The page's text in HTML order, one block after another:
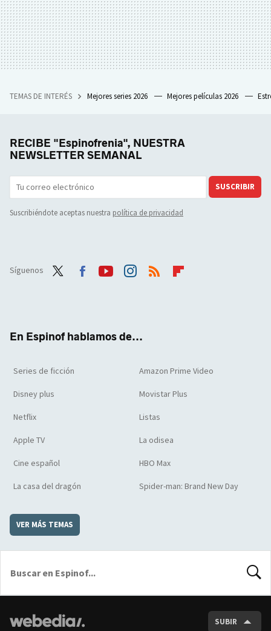
TEMAS DE INTERÉS Mejores series 2026 Mejores películas 2026
RECIBE "Espinofrenia", NUESTRA
NEWSLETTER SEMANAL
SUSCRIBIR
Suscribiéndote aceptas nuestra política de privacidad
Síguenos
En Espinof hablamos de...
Series de ficción Amazon Prime Video
Disney plus Movistar Plus
Netflix Listas
Apple TV La odisea
Cine español HBO Max
La casa del dragón Spider-man: Brand New Day
VER MÁS TEMAS
SUBIR